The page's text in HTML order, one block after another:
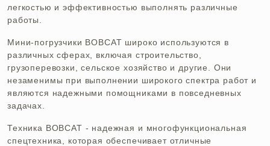
легкостью и эффективностью выполнять различные
работы.
Мини-погрузчики BOBCAT широко используются в
различных сферах, включая строительство,
грузоперевозки, сельское хозяйство и другие. Они
незаменимы при выполнении широкого спектра работ и
являются надежными помощниками в повседневных
задачах.
Техника BOBCAT - надежная и многофункциональная
спецтехника, которая обеспечивает отличные